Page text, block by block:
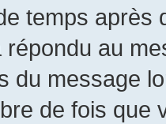
temps après
répondu au
du message
de fois que